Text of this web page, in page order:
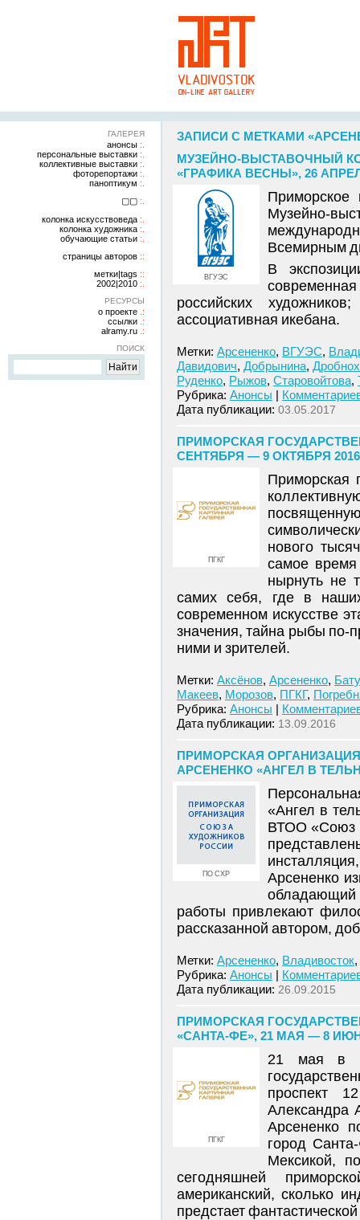
ГАЛЕРЕЯ
анонсы
персональные выставки
коллективные выставки
фоторепортажи
паноптикум
▢▢
колонка искусствоведа
колонка художника
обучающие статьи
страницы авторов
метки|tags
2002|2010
РЕСУРСЫ
о проекте
ссылки
alramy.ru
ПОИСК
ЗАПИСИ С МЕТКАМИ
МУЗЕЙНО-ВЫСТАВОЧНЫЙ
«ГРАФИКА ВЕСНЫ», 26
ВГУЭС
Приморское
Музейно-
Всемирным
В
российских
ассоциативная икебана.
Метки: Арсененко, ВГУЭС,
Давидович, Добрынина,
Руденко, Рыжов, Старовойтова,
Рубрика: Анонсы |
Дата публикации: 03.05.2017
ПРИМОРСКАЯ
СЕНТЯБРЯ — 9 ОКТЯБРЯ
ПГКГ
Приморская
нового
самое
нырнуть не
самих себя, где в
современном искусстве
значения, тайна рыбы по-
ними и зрителей.
Метки: Аксёнов, Арсененко,
Макеев, Морозов, ПГКГ,
Рубрика: Анонсы |
Дата публикации: 13.09.2016
ПРИМОРСКАЯ
АРСЕНЕНКО «АНГЕЛ В
ПО СХР
«Ангел в
ВТОО «Союз
Арсененко
обладающий
работы привлекают
рассказанной автором,
Метки: Арсененко, Владивосток,
Рубрика: Анонсы |
Дата публикации: 26.09.2015
ПРИМОРСКАЯ
«САНТА-ФЕ», 21 МАЯ — 8
ПГКГ
21 мая в
проспект
Александра
Арсененко
город
Мексикой,
сегодняшней
американский, сколько
предстает